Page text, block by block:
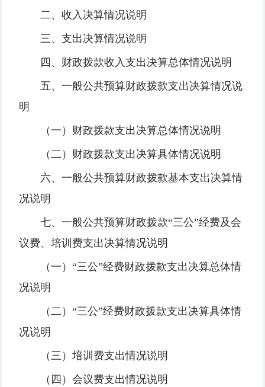
二、收入决算情况说明
三、支出决算情况说明
四、财政拨款收入支出决算总体情况说明
五、一般公共预算财政拨款支出决算情况说
明
（一）财政拨款支出决算总体情况说明
（二）财政拨款支出决算具体情况说明
六、一般公共预算财政拨款基本支出决算情
况说明
七、一般公共预算财政拨款“三公”经费及会
议费、培训费支出决算情况说明
（一）“三公”经费财政拨款支出决算总体情
况说明
（二）“三公”经费财政拨款支出决算具体情
况说明
（三）培训费支出情况说明
（四）会议费支出情况说明